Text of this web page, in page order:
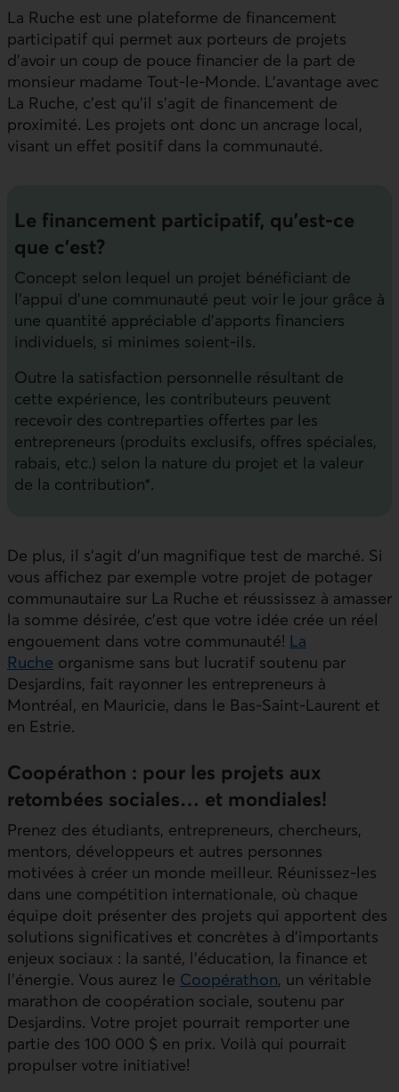
La Ruche est une plateforme de financement
participatif qui permet aux porteurs de projets
d’avoir un coup de pouce financier de la part de
monsieur madame Tout-le-Monde. L’avantage avec
La Ruche, c’est qu’il s’agit de financement de
proximité. Les projets ont donc un ancrage local,
visant un effet positif dans la communauté.
Le financement participatif, qu’est-ce
que c’est?
Concept selon lequel un projet bénéficiant de
l’appui d’une communauté peut voir le jour grâce à
une quantité appréciable d’apports financiers
individuels, si minimes soient-ils.
Outre la satisfaction personnelle résultant de
cette expérience, les contributeurs peuvent
recevoir des contreparties offertes par les
entrepreneurs (produits exclusifs, offres spéciales,
rabais, etc.) selon la nature du projet et la valeur
de la contribution*.
De plus, il s’agit d’un magnifique test de marché. Si
vous affichez par exemple votre projet de potager
communautaire sur La Ruche et réussissez à amasser
la somme désirée, c’est que votre idée crée un réel
engouement dans votre communauté! La
Ruche organisme sans but lucratif soutenu par
Desjardins, fait rayonner les entrepreneurs à
Montréal, en Mauricie, dans le Bas-Saint-Laurent et
en Estrie.
Coopérathon : pour les projets aux
retombées sociales… et mondiales!
Prenez des étudiants, entrepreneurs, chercheurs,
mentors, développeurs et autres personnes
motivées à créer un monde meilleur. Réunissez-les
dans une compétition internationale, où chaque
équipe doit présenter des projets qui apportent des
solutions significatives et concrètes à d’importants
enjeux sociaux : la santé, l’éducation, la finance et
l’énergie. Vous aurez le Coopérathon, un véritable
marathon de coopération sociale, soutenu par
Desjardins. Votre projet pourrait remporter une
partie des 100 000 $ en prix. Voilà qui pourrait
propulser votre initiative!